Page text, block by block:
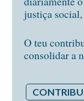
justiça
O teu
consolidar a